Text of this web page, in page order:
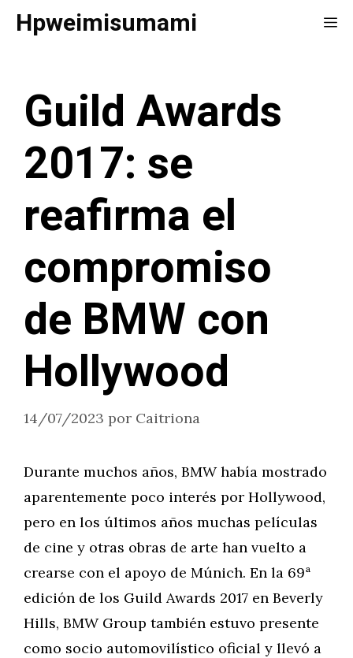
SaltarHpweimisumami
Guild Awards
2017: se
reafirma el
compromiso
de BMW con
Hollywood
14/07/2023 por Caitriona
Durante muchos años, BMW había mostrado
aparentemente poco interés por Hollywood,
pero en los últimos años muchas películas
de cine y otras obras de arte han vuelto a
crearse con el apoyo de Múnich. En la 69ª
edición de los Guild Awards 2017 en Beverly
Hills, BMW Group también estuvo presente
como socio automovilístico oficial y llevó a